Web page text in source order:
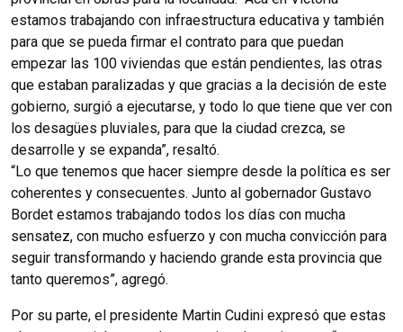
estamos trabajando con infraestructura educativa y también
para que se pueda firmar el contrato para que puedan
empezar las 100 viviendas que están pendientes, las otras
que estaban paralizadas y que gracias a la decisión de este
gobierno, surgió a ejecutarse, y todo lo que tiene que ver con
los desagües pluviales, para que la ciudad crezca, se
desarrolle y se expanda”, resaltó.
“Lo que tenemos que hacer siempre desde la política es ser
coherentes y consecuentes. Junto al gobernador Gustavo
Bordet estamos trabajando todos los días con mucha
sensatez, con mucho esfuerzo y con mucha convicción para
seguir transformando y haciendo grande esta provincia que
tanto queremos”, agregó.
Por su parte, el presidente Martin Cudini expresó que estas